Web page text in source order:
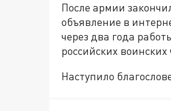
После армии
объявление в
через два года
российских
Наступило